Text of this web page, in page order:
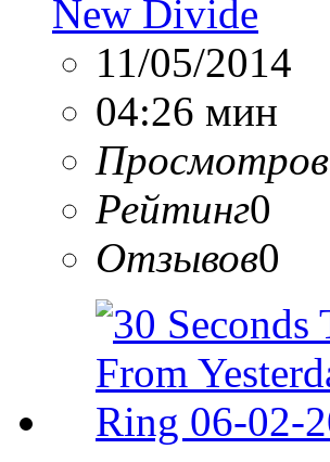
New Divide
11/05/2014
04:26 мин
Просмотров
Рейтинг0
Отзывов0